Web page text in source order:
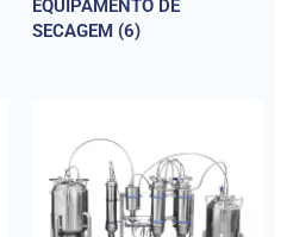
EQUIPAMENTO DE
SECAGEM (6)